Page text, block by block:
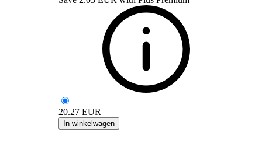
20.27 EUR
In winkelwagen